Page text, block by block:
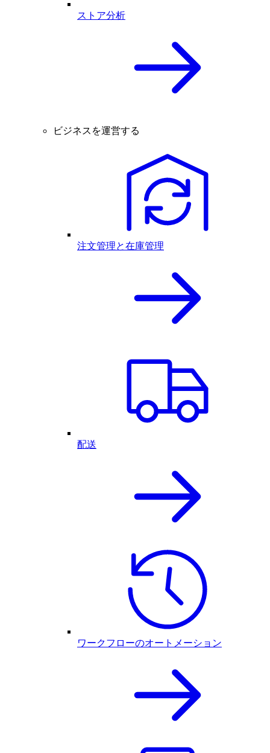
ストア分析
ビジネスを運営する
注文管理と在庫管理
配送
ワークフローのオートメーション